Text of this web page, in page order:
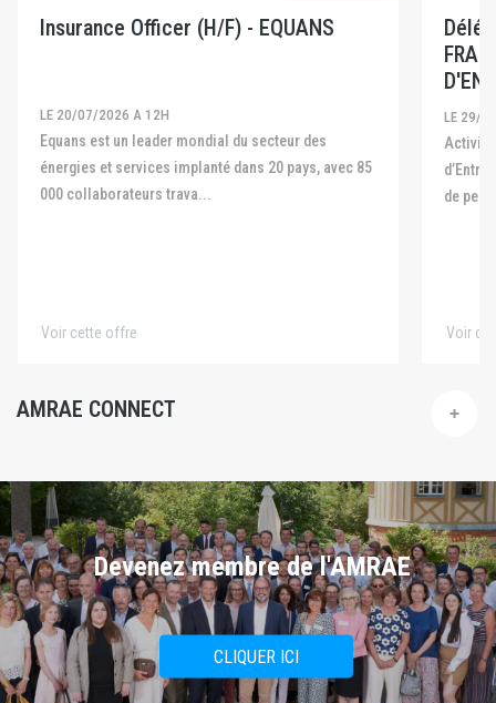
Insurance Officer (H/F) - EQUANS
LE 20/07/2026 A 12H
Equans est un leader mondial du secteur des
énergies et services implanté dans 20 pays, avec 85
000 collaborateurs trava...
Voir cette offre
LE 29/
Activité La Fédération Française des Captives
de
Voir
AMRAE CONNECT
Devenez membre de l'AMRAE
CLIQUER ICI